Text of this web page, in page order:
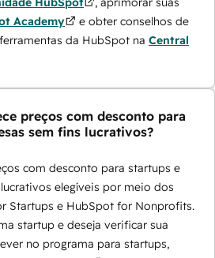
Academy
e obter conselhos de
da HubSpot na Central
preços com desconto para
sem fins lucrativos?
com desconto para startups e
elegíveis por meio dos
Startups e HubSpot for Nonprofits.
startup e deseja verificar sua
no programa para startups,